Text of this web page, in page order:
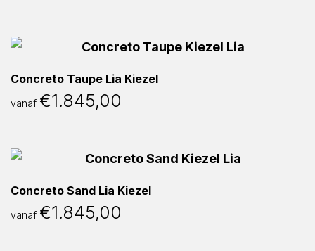
Concreto Taupe Lia Kiezel
vanaf €1.845,00
Concreto Sand Lia Kiezel
vanaf €1.845,00